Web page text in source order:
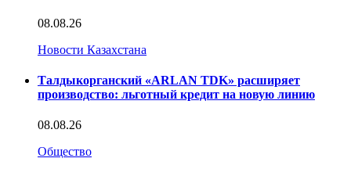
08.08.26
Новости Казахстана
Талдыкорганский «ARLAN TDK» расширяет
производство: льготный кредит на новую линию
08.08.26
Общество